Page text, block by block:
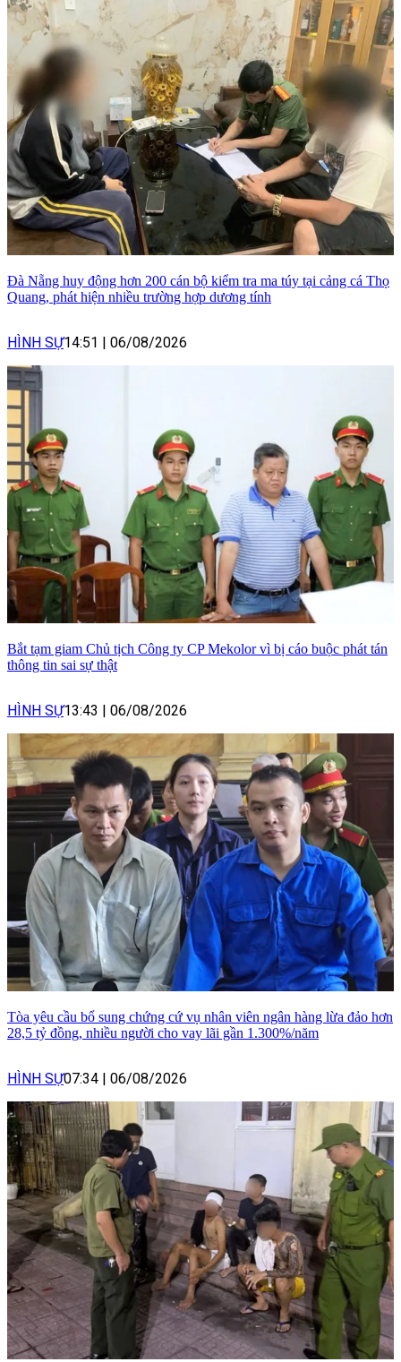
Đà Nẵng huy động hơn 200 cán bộ kiểm tra ma túy tại cảng cá Thọ
Quang, phát hiện nhiều trường hợp dương tính
HÌNH SỰ14:51 | 06/08/2026
Bắt tạm giam Chủ tịch Công ty CP Mekolor vì bị cáo buộc phát tán
thông tin sai sự thật
HÌNH SỰ13:43 | 06/08/2026
Tòa yêu cầu bổ sung chứng cứ vụ nhân viên ngân hàng lừa đảo hơn
28,5 tỷ đồng, nhiều người cho vay lãi gần 1.300%/năm
HÌNH SỰ07:34 | 06/08/2026